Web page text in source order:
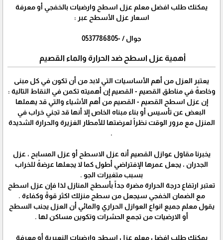
يمكنك طلب افضل معلم عزل اسطح وارضيات بالخفجي أو معرفة
اسعار عزل الأسطح عبر :
جوال / -0537786805
أهمية عزل اسطح ضد الحرارة والماء القصيم
يعتبر العزل من أهم الأساسيات التي لابد من أن تكون في كل مبنى
وخاصةً في مناطق القصيم - القصيم إن أهميته تكمن في النقاط التالية :
إن عزل اسطح القصيم - القصيم من أهم الأشياء والتي قد يهملها
البعض عن تأسيس أو بناء مبناه الخاص إلا أنها قد تجني خراب في
المنزل مع مرور الوقت نظراً لعرضتها للأمطار الغزيرة والحرارة الشديدة
.
يخبرنا مقاول عوازل القصيم أنه عزل الاسطح أو عزل المسابح ، عزل
الجدران ، يجعل عمرها الإفتراضي أطول كما لا يجعلها عرضةً للخراب
بسبب متغيرات الجو .
تعتبر ارتفاع درجة الحرارة مضرة جداً بأسطح المنازل لذا فإن عزل اسطح
مع الضمان الخفجي سيجعل من سطح منزلك اكثر قوةً وكفاءة .
يقول معلم جميع انواع العوازل الحراري والمائي أن العزل يجنب السطح
أو الارضيات من تجمع الحشرات وتكوين مساكن لها .
يمكنك طلب افضل معلم عزل اسطح وارضيات النعيرية أو معرفة